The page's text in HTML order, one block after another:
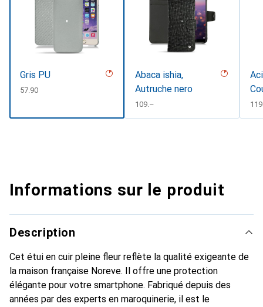
Gris PU
CHF
57.90
Abaca ishia,
Autruche nero
CHF
109.–
Informations sur le produit
Description
Cet étui en cuir pleine fleur reflète la qualité exigeante de
la maison française Noreve. Il offre une protection
élégante pour votre smartphone. Fabriqué depuis des
années par des experts en maroquinerie, il est le